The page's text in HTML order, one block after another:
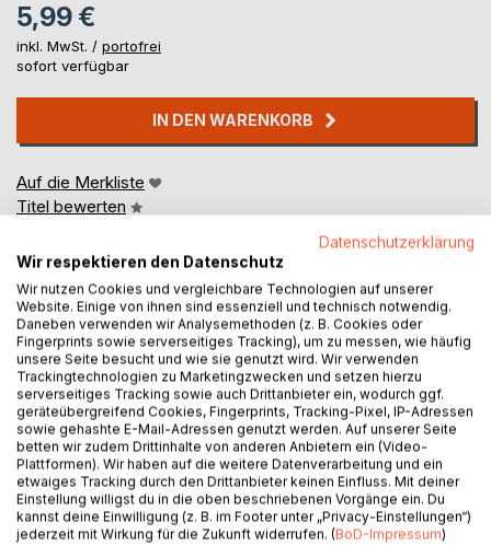
5,99 €
inkl. MwSt. / portofrei
sofort verfügbar
IN DEN WARENKORB
Auf die Merkliste
Titel bewerten
BESCHREIBUNG
Einfach Rechnen und Nachvollziehen von mathematischen
Sachverhalten auf dem Niveau eines Studenten oder
Abiturienten.
AUTOR/IN
Datenschutzerklärung
Wir respektieren den Datenschutz
Wir nutzen Cookies und vergleichbare Technologien auf unserer
Website. Einige von ihnen sind essenziell und technisch notwendig.
Daneben verwenden wir Analysemethoden (z. B. Cookies oder
Fingerprints sowie serverseitiges Tracking), um zu messen, wie häufig
unsere Seite besucht und wie sie genutzt wird. Wir verwenden
Trackingtechnologien zu Marketingzwecken und setzen hierzu
serverseitiges Tracking sowie auch Drittanbieter ein, wodurch ggf.
geräteübergreifend Cookies, Fingerprints, Tracking-Pixel, IP-Adressen
sowie gehashte E-Mail-Adressen genutzt werden. Auf unserer Seite
betten wir zudem Drittinhalte von anderen Anbietern ein (Video-
Plattformen). Wir haben auf die weitere Datenverarbeitung und ein
etwaiges Tracking durch den Drittanbieter keinen Einfluss. Mit deiner
Einstellung willigst du in die oben beschriebenen Vorgänge ein. Du
kannst deine Einwilligung (z. B. im Footer unter „Privacy-Einstellungen“)
jederzeit mit Wirkung für die Zukunft widerrufen. (BoD-Impressum)